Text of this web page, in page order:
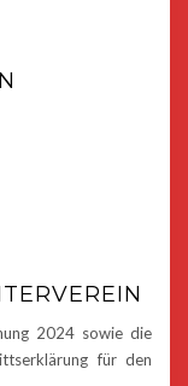
2024 sowie die
für den